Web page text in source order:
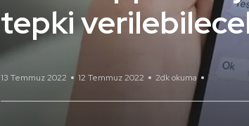
tepki
13 Temmuz 2022 12 Temmuz 2022 2dk okuma Yorum Yok